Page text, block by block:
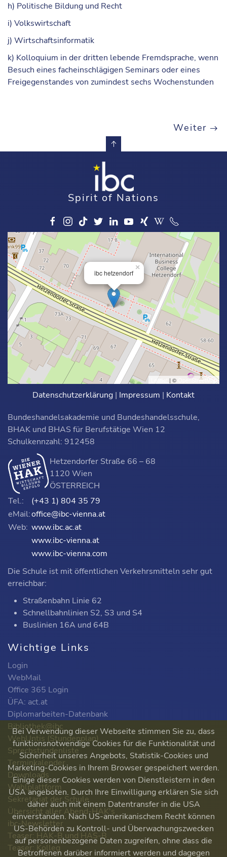
h) Politische Bildung und Recht
i) Volkswirtschaft
j) Wirtschaftsinformatik
k) Kolloquium in der dritten lebende Fremdsprache, wenn
Besuch eines facheinschlägigen Seminars oder eines
Freigegenstandes von zumindest sechs Wochenstunden
Weiter
Spirit of Nations
ibc hetzendorf
×
Leaflet | © OpenStreetMap
Datenschutzerklärung | Impressum | Kontakt
Bundeshandelsakademie und Bundeshandelsschule,
BHAK und BHAS für Berufstätige Wien 12
Schulkennzahl: 912458
Hetzendorfer Straße 66 – 68
1120 Wien
ÖSTERREICH
Tel.:
(+43 1) 804 35 79
eMail:office@ibc-vienna.at
Web: www.ibc.ac.at
www.ibc-vienna.at
www.ibc-vienna.com
Die Schule ist mit öffentlichen Verkehrsmitteln sehr gut
erreichbar:
Straßenbahn Linie 62
Schnellbahnlinien S2, S3 und S4
Buslinien 16A und 64B
Wichtige Links
Login
WebMail
Office 365 Login
ÜFA: act.at
Diplomarbeiten-Datenbank
Bibliothek@ibc
WebUntis (Stundenplan)
Sprechstundenliste
Terminkalender
Downloads
Wahlplattform
Sekretariat der Schule
Übersicht aller Abend-HAK's
ibc-Newsletter
Teaser: HAK-B und HAS-B
Teaser: Kolleg
Bei Verwendung dieser Webseite stimmen Sie zu, dass
funktionsnotwendige Cookies für die Funktionalität und
Sicherheit unseres Angebots, Statistik-Cookies und
Marketing-Cookies in Ihrem Browser gespeichert werden.
Einige dieser Cookies werden von Dienstleistern in den
USA angeboten. Durch Ihre Einwilligung erklären Sie sich
daher auch mit einem Datentransfer in die USA
einverstanden. Nach US-amerikanischem Recht können
US-Behörden zu Kontroll- und Überwachungszwecken
auf personenbezogene Daten zugreifen, ohne dass die
Betroffenen darüber informiert werden und dagegen